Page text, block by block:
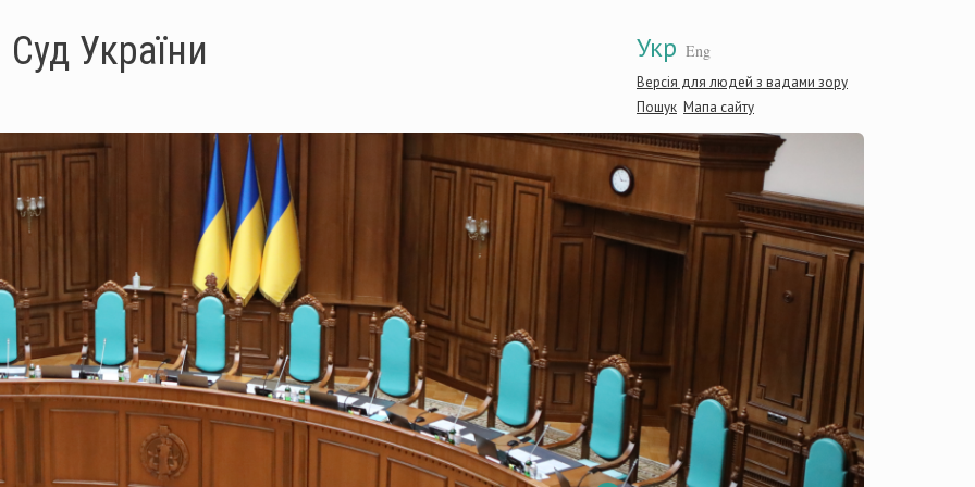
Укр Eng
Версія для людей з вадами зору
Пошук Мапа сайту
України
України